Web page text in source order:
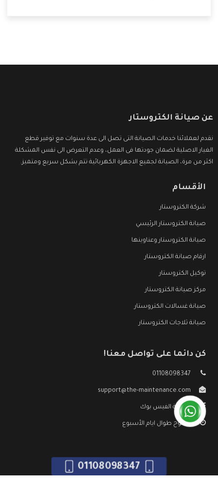
عن صيانة الكتروستار
نقدم لعملائنا خدمات الصيانة التى تصل الى عدة سنوات مع توفير قطع
الغيار الاصلية لضمان جودتها فى العمل، وعدم التعرض الى نفس المشكلة
اكثر من مرة، الصيانة لجميع الاجهزة الكهربائية تتم بشكل سريع ومتميز.
الأقسام
شركة الكتروستار
صيانة الكتروستار الرئيسي
صيانة الكتروستار وعناوينها
ارقام صيانة الكتروستار
توكيل الكتروستار
مركز صيانة الكتروستار
صيانة غسالات الكتروستار
صيانة ثلاجات الكتروستار
كن دائما على تواصل معنا!
01108098347
support@the-maintenance.com
صفحة الفيس بوك
مفتوح طوال ايام الأسبوع
01108098347